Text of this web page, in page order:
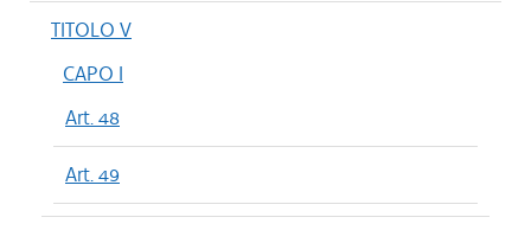
TITOLO V
CAPO I
Art. 48
Art. 49